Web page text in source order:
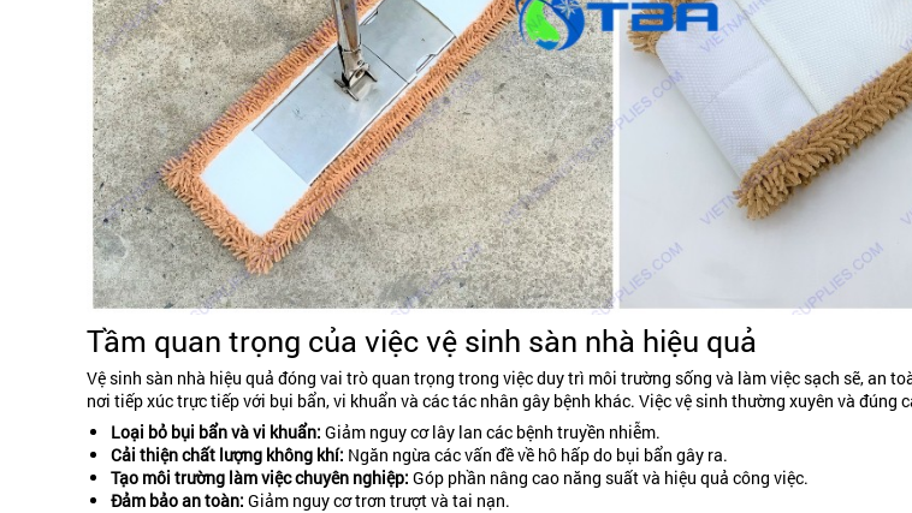
Tầm quan trọng của việc vệ sinh sàn nhà hiệu quả
Vệ sinh sàn nhà hiệu quả đóng vai trò quan trọng trong việc duy trì môi trường sống và làm việc sạch sẽ, an
nơi tiếp xúc trực tiếp với bụi bẩn, vi khuẩn và các tác nhân gây bệnh khác. Việc vệ sinh thường xuyên và đúng
Loại bỏ bụi bẩn và vi khuẩn: Giảm nguy cơ lây lan các bệnh truyền nhiễm.
Cải thiện chất lượng không khí: Ngăn ngừa các vấn đề về hô hấp do bụi bẩn gây ra.
Tạo môi trường làm việc chuyên nghiệp: Góp phần nâng cao năng suất và hiệu quả công việc.
Đảm bảo an toàn: Giảm nguy cơ trơn trượt và tai nạn.